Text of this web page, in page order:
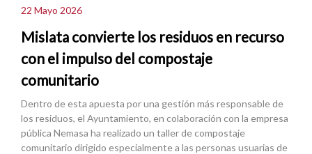
22 Mayo 2026
Mislata convierte los residuos en recurso
con el impulso del compostaje
comunitario
Dentro de esta apuesta por una gestión más responsable de
los residuos, el Ayuntamiento, en colaboración con la empresa
pública Nemasa ha realizado un taller de compostaje
comunitario dirigido especialmente a las personas usuarias de